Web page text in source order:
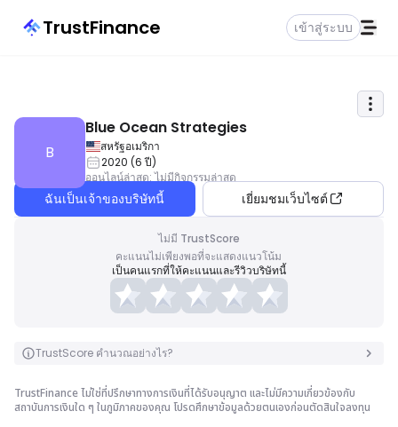
TrustFinance เข้าสู่ระบบ
B
Blue Ocean Strategies
สหรัฐอเมริกา
2020 (6 ปี)
ออนไลน์ล่าสุด: ไม่มีกิจกรรมล่าสุด
ฉันเป็นเจ้าของบริษัทนี้ เยี่ยมชมเว็บไซต์
ไม่มี TrustScore
คะแนนไม่เพียงพอที่จะแสดงแนวโน้ม
เป็นคนแรกที่ให้คะแนนและรีวิวบริษัทนี้
TrustScore คำนวณอย่างไร?
TrustFinance ไม่ใช่ที่ปรึกษาทางการเงินที่ได้รับอนุญาต และไม่มีความเกี่ยวข้องกับ
สถาบันการเงินใด ๆ ในภูมิภาคของคุณ โปรดศึกษาข้อมูลด้วยตนเองก่อนตัดสินใจลงทุน